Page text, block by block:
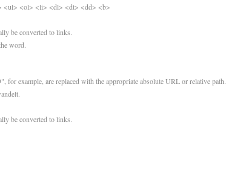
<ul> <ol> <li> <dl> <dt> <dd> <b>
be converted to links.
word.
for example, are replaced with the appropriate absolute URL or relative path.
be converted to links.